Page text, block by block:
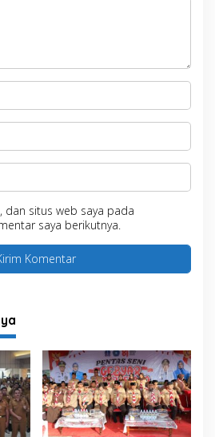
dan situs web saya pada
saya berikutnya.